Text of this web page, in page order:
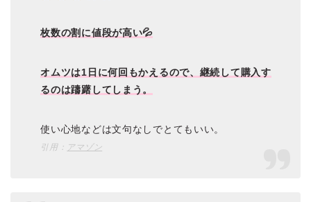
枚数の割に値段が高い💦
オムツは1日に何回もかえるので、継続して購入す
るのは躊躇してしまう。
使い心地などは文句なしでとてもいい。
引用： アマゾン